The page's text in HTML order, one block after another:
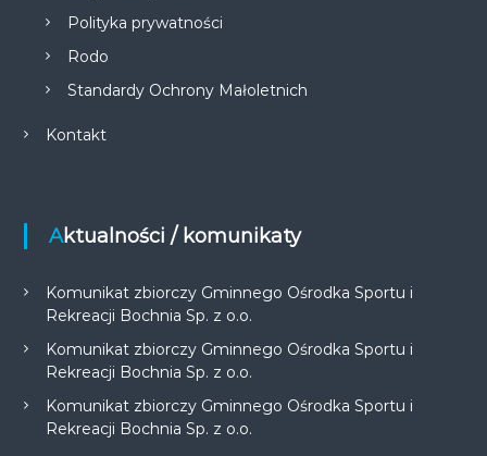
Polityka prywatności
Rodo
Standardy Ochrony Małoletnich
Kontakt
Aktualności / komunikaty
Komunikat zbiorczy Gminnego Ośrodka Sportu i
Rekreacji Bochnia Sp. z o.o.
Komunikat zbiorczy Gminnego Ośrodka Sportu i
Rekreacji Bochnia Sp. z o.o.
Komunikat zbiorczy Gminnego Ośrodka Sportu i
Rekreacji Bochnia Sp. z o.o.